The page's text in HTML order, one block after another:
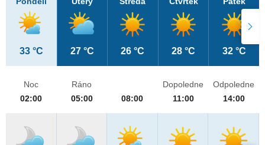
33 °C 27 °C 26 °C 28 °C 32 °C
Noc
02:00
Ráno
05:00
08:00
Dopoledne
11:00
Odpoledne
14:00